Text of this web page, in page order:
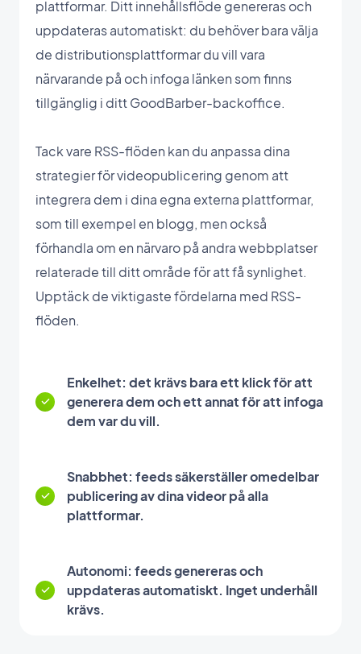
plattformar. Ditt innehållsflöde genereras och
uppdateras automatiskt: du behöver bara välja
de distributionsplattformar du vill vara
närvarande på och infoga länken som finns
tillgänglig i ditt GoodBarber-backoffice.
Tack vare RSS-flöden kan du anpassa dina
strategier för videopublicering genom att
integrera dem i dina egna externa plattformar,
som till exempel en blogg, men också
förhandla om en närvaro på andra webbplatser
relaterade till ditt område för att få synlighet.
Upptäck de viktigaste fördelarna med RSS-
flöden.
Enkelhet: det krävs bara ett klick för att
generera dem och ett annat för att infoga
dem var du vill.
Snabbhet: feeds säkerställer omedelbar
publicering av dina videor på alla
plattformar.
Autonomi: feeds genereras och
uppdateras automatiskt. Inget underhåll
krävs.